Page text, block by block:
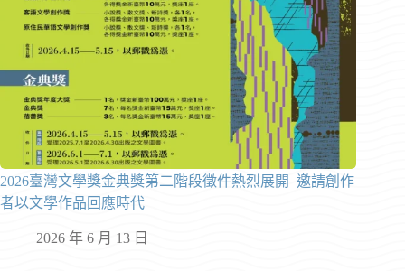
2026臺灣文學獎金典獎第二階段徵件熱烈展開 邀請創作
者以文學作品回應時代
2026 年 6 月 13 日